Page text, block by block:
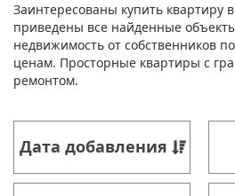
Заинтересованы купить квартиру
приведены все найденные
недвижимость от собственников
ценам. Просторные квартиры с
ремонтом.
Дата добавления